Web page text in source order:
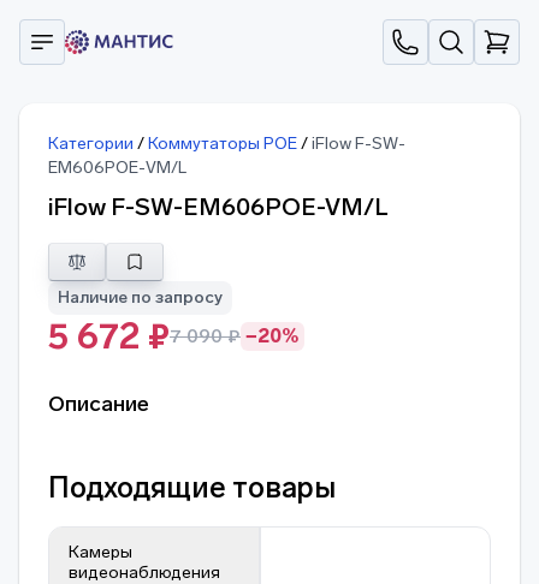
Категории /Коммутаторы POE/iFlow F-SW-
EM606POE-VM/L
iFlow F-SW-EM606POE-VM/L
Наличие по запросу
5 672 ₽7 090 ₽ −20%
Описание
Подходящие товары
Камеры
видеонаблюдения